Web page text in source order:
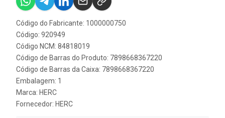
Código do Fabricante: 1000000750
Código: 920949
Código NCM: 84818019
Código de Barras do Produto: 7898668367220
Código de Barras da Caixa: 7898668367220
Embalagem: 1
Marca: HERC
Fornecedor: HERC